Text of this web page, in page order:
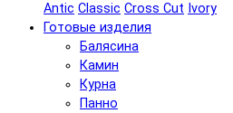
Antic Classic Cross Cut Ivory
Готовые изделия
Балясина
Камин
Курна
Панно